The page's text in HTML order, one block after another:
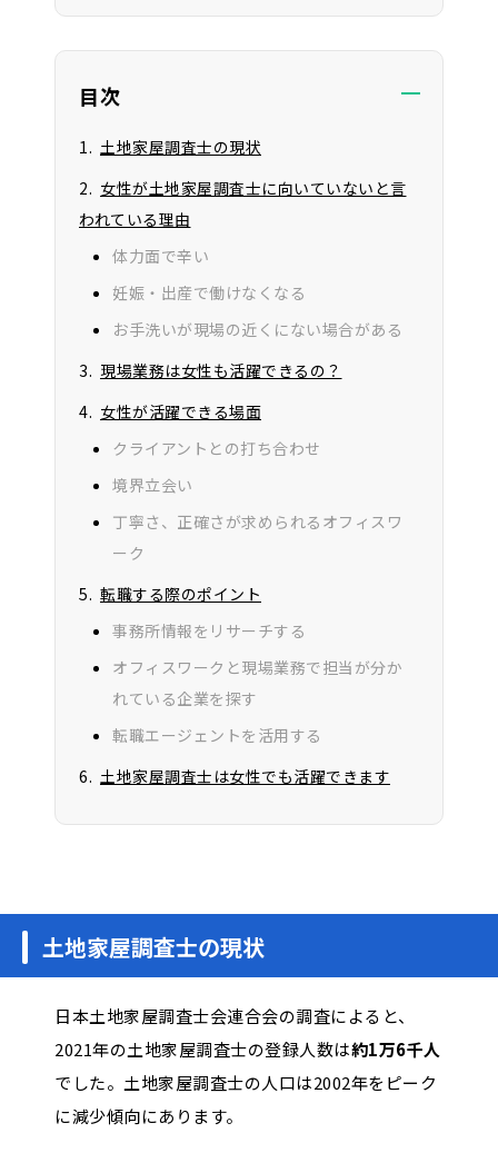
た場合にサービスの提供元の企業様より報酬を受け
取ることがあります。ただし、当サイトはユーザーの
響を及ぼすことはありません。
目次
土地家屋調査士の現状
女性が土地家屋調査士に向いていないと言
われている理由
体力面で辛い
妊娠・出産で働けなくなる
お手洗いが現場の近くにない場合がある
現場業務は女性も活躍できるの？
女性が活躍できる場面
クライアントとの打ち合わせ
境界立会い
丁寧さ、正確さが求められるオフィスワ
ーク
転職する際のポイント
事務所情報をリサーチする
オフィスワークと現場業務で担当が分か
れている企業を探す
転職エージェントを活用する
土地家屋調査士は女性でも活躍できます
土地家屋調査士の現状
日本土地家屋調査士会連合会の調査によると、
2021年の土地家屋調査士の登録人数は約1万6千人
でした。土地家屋調査士の人口は2002年をピーク
に減少傾向にあります。